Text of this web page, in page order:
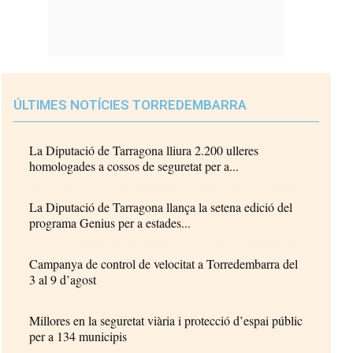
ÚLTIMES NOTÍCIES TORREDEMBARRA
La Diputació de Tarragona lliura 2.200 ulleres
homologades a cossos de seguretat per a...
La Diputació de Tarragona llança la setena edició del
programa Genius per a estades...
Campanya de control de velocitat a Torredembarra del
3 al 9 d’agost
Millores en la seguretat viària i protecció d’espai públic
per a 134 municipis